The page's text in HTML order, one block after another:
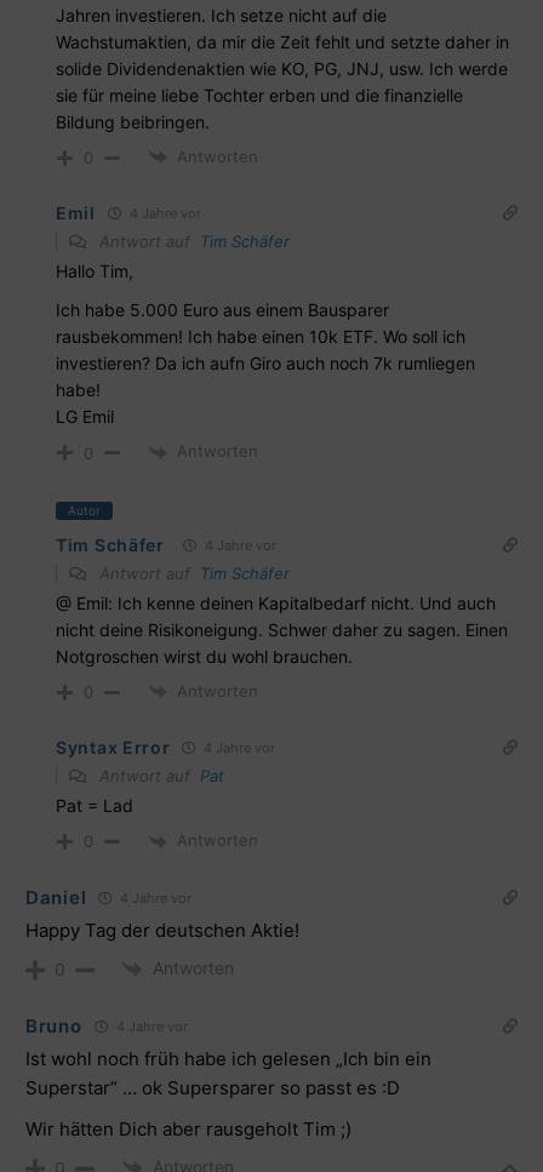
Jahren investieren. Ich setze nicht auf die
Wachstumaktien, da mir die Zeit fehlt und setzte daher in
solide Dividendenaktien wie KO, PG, JNJ, usw. Ich werde
sie für meine liebe Tochter erben und die finanzielle
Bildung beibringen.
0 Antworten
Emil 4 Jahre vor
Antwort auf Tim Schäfer
Hallo Tim,
Ich habe 5.000 Euro aus einem Bausparer
rausbekommen! Ich habe einen 10k ETF. Wo soll ich
investieren? Da ich aufn Giro auch noch 7k rumliegen
habe!
LG Emil
0 Antworten
Autor
Tim Schäfer 4 Jahre vor
Antwort auf Tim Schäfer
@ Emil: Ich kenne deinen Kapitalbedarf nicht. Und auch
nicht deine Risikoneigung. Schwer daher zu sagen. Einen
Notgroschen wirst du wohl brauchen.
0 Antworten
Syntax Error 4 Jahre vor
Antwort auf Pat
Pat = Lad
0 Antworten
Daniel 4 Jahre vor
Happy Tag der deutschen Aktie!
0 Antworten
Bruno 4 Jahre vor
Ist wohl noch früh habe ich gelesen „Ich bin ein
Superstar“ … ok Supersparer so passt es :D
Wir hätten Dich aber rausgeholt Tim ;)
0 Antworten